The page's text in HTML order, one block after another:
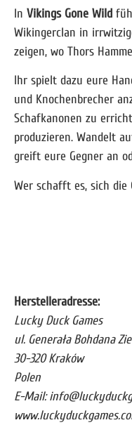
In Vikings Gone Wild
Wikingerclan in
zeigen, wo Thors
Ihr spielt dazu eure
und Knochenbrecher
Schafkanonen zu
produzieren. Wandelt
greift eure Gegner an
Wer schafft es, sich die
Herstelleradresse:
Lucky Duck Games
ul. Generała Bohdana
30-320 Kraków
Polen
E-Mail: